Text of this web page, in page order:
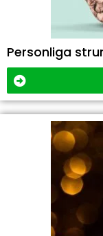
Personliga